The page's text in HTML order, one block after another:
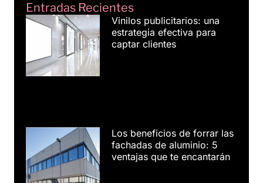
Entradas Recientes
Vinilos publicitarios: una
estrategia efectiva para
captar clientes
Los beneficios de forrar las
fachadas de aluminio: 5
ventajas que te encantarán